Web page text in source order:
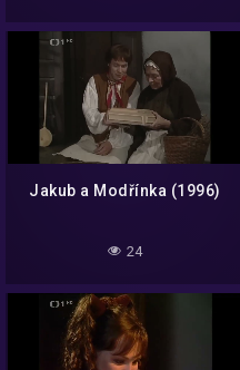
Jakub a Modřínka (1996)
24